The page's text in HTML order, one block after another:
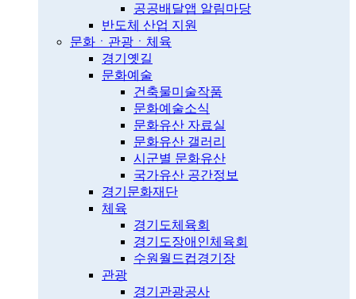
공공배달앱 알림마당
반도체 산업 지원
문화ㆍ관광ㆍ체육
경기옛길
문화예술
건축물미술작품
문화예술소식
문화유산 자료실
문화유산 갤러리
시군별 문화유산
국가유산 공간정보
경기문화재단
체육
경기도체육회
경기도장애인체육회
수원월드컵경기장
관광
경기관광공사